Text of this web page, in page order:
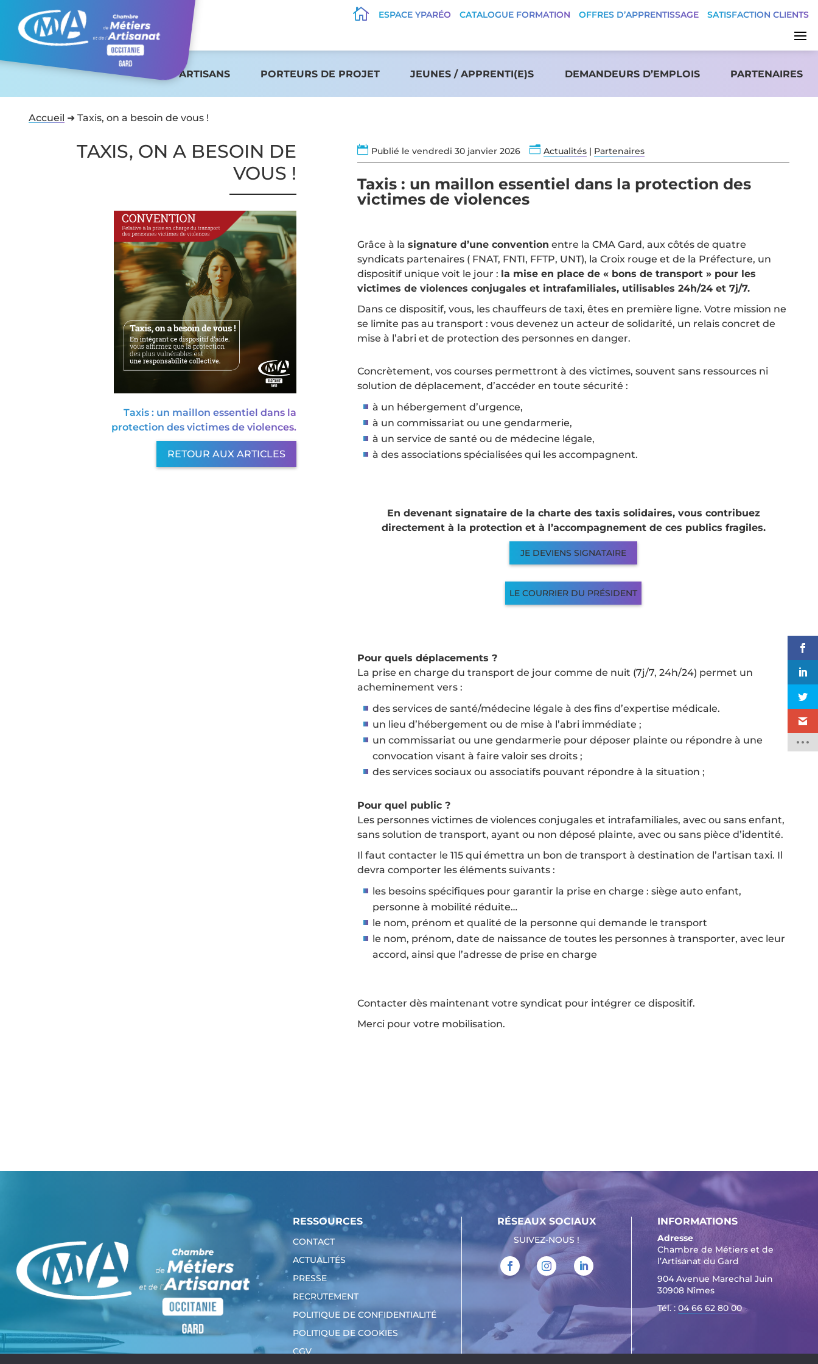
 ESPACE YPARÉO CATALOGUE FORMATION OFFRES D’APPRENTISSAGE SATISFACTION CLIENTS
ARTISANS PORTEURS DE PROJET JEUNES / APPRENTI(E)S DEMANDEURS D’EMPLOIS PARTENAIRES
Accueil ➜ Taxis, on a besoin de vous !
TAXIS, ON A BESOIN DE
VOUS !
Taxis : un maillon essentiel dans la
protection des victimes de violences.
RETOUR AUX ARTICLES
 Publié le vendredi 30 janvier 2026 n Actualités | Partenaires
Taxis : un maillon essentiel dans la protection des
victimes de violences
Grâce à la signature d’une convention entre la CMA Gard, aux côtés de quatre
syndicats partenaires ( FNAT, FNTI, FFTP, UNT), la Croix rouge et de la Préfecture, un
dispositif unique voit le jour : la mise en place de « bons de transport » pour les
victimes de violences conjugales et intrafamiliales, utilisables 24h/24 et 7j/7.
Dans ce dispositif, vous, les chauffeurs de taxi, êtes en première ligne. Votre mission ne
se limite pas au transport : vous devenez un acteur de solidarité, un relais concret de
mise à l’abri et de protection des personnes en danger.
Concrètement, vos courses permettront à des victimes, souvent sans ressources ni
solution de déplacement, d’accéder en toute sécurité :
à un hébergement d’urgence,
à un commissariat ou une gendarmerie,
à un service de santé ou de médecine légale,
à des associations spécialisées qui les accompagnent.
En devenant signataire de la charte des taxis solidaires, vous contribuez
directement à la protection et à l’accompagnement de ces publics fragiles.
JE DEVIENS SIGNATAIRE
LE COURRIER DU PRÉSIDENT
Pour quels déplacements ?
La prise en charge du transport de jour comme de nuit (7j/7, 24h/24) permet un
acheminement vers :
des services de santé/médecine légale à des fins d’expertise médicale.
un lieu d’hébergement ou de mise à l’abri immédiate ;
un commissariat ou une gendarmerie pour déposer plainte ou répondre à une
convocation visant à faire valoir ses droits ;
des services sociaux ou associatifs pouvant répondre à la situation ;
Pour quel public ?
Les personnes victimes de violences conjugales et intrafamiliales, avec ou sans enfant,
sans solution de transport, ayant ou non déposé plainte, avec ou sans pièce d’identité.
Il faut contacter le 115 qui émettra un bon de transport à destination de l’artisan taxi. Il
devra comporter les éléments suivants :
les besoins spécifiques pour garantir la prise en charge : siège auto enfant,
personne à mobilité réduite…
le nom, prénom et qualité de la personne qui demande le transport
le nom, prénom, date de naissance de toutes les personnes à transporter, avec leur
accord, ainsi que l’adresse de prise en charge
Contacter dès maintenant votre syndicat pour intégrer ce dispositif.
Merci pour votre mobilisation.
RESSOURCES
CONTACT
ACTUALITÉS
PRESSE
RECRUTEMENT
POLITIQUE DE CONFIDENTIALITÉ
POLITIQUE DE COOKIES
CGV
RÉSEAUX SOCIAUX
SUIVEZ-NOUS !
INFORMATIONS
Adresse
Chambre de Métiers et de
l’Artisanat du Gard
904 Avenue Marechal Juin
30908 Nîmes
Tél. :04 66 62 80 00